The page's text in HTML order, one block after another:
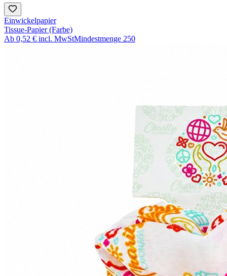
Einwickelpapier
Tissue-Papier (Farbe)
Ab 0,52 € incl. MwStMindestmenge 250